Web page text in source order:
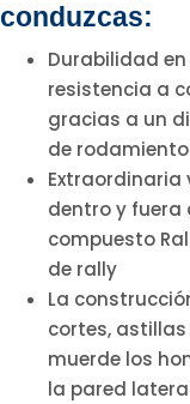
conduzcas:
Durabilidad
resistencia a
gracias a un
de rodamiento
dentro y fuera
compuesto
de rally
La
cortes,
muerde los
la pared